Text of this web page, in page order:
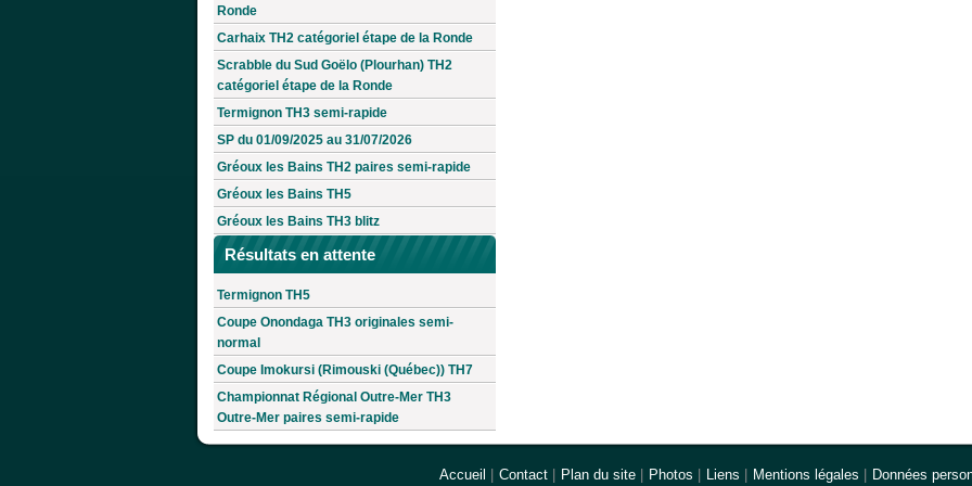
Ronde
Carhaix TH2 catégoriel étape de la Ronde
Scrabble du Sud Goëlo (Plourhan) TH2
catégoriel étape de la Ronde
Termignon TH3 semi-rapide
SP du 01/09/2025 au 31/07/2026
Gréoux les Bains TH2 paires semi-rapide
Gréoux les Bains TH5
Gréoux les Bains TH3 blitz
Résultats en attente
Termignon TH5
Coupe Onondaga TH3 originales semi-
normal
Coupe Imokursi (Rimouski (Québec)) TH7
Championnat Régional Outre-Mer TH3
Outre-Mer paires semi-rapide
Accueil Contact Plan du site Photos Liens Mentions légales Données